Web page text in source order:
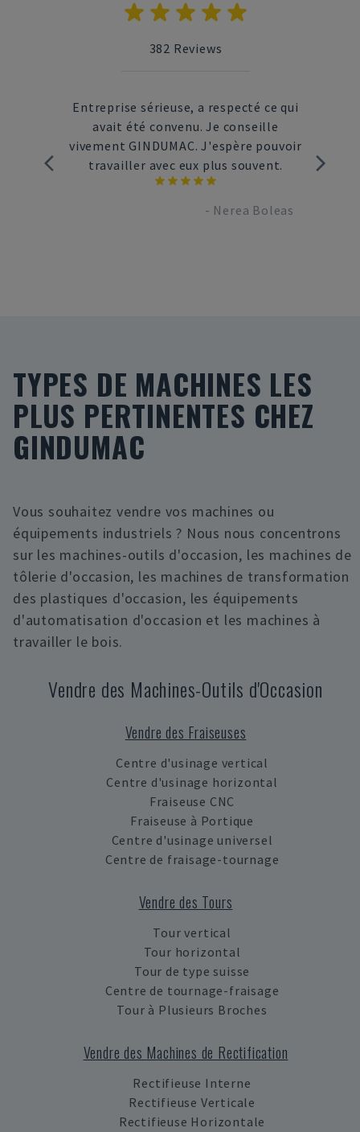
382 Reviews
Entreprise sérieuse, a respecté ce qui
avait été convenu. Je conseille
vivement GINDUMAC. J'espère pouvoir
travailler avec eux plus souvent.
- Nerea Boleas
TYPES DE MACHINES LES
PLUS PERTINENTES CHEZ
GINDUMAC
Vous souhaitez vendre vos machines ou
équipements industriels ? Nous nous concentrons
sur les machines-outils d'occasion, les machines de
tôlerie d'occasion, les machines de transformation
des plastiques d'occasion, les équipements
d'automatisation d'occasion et les machines à
travailler le bois.
Vendre des Machines-Outils d'Occasion
Vendre des Fraiseuses
Centre d'usinage vertical
Centre d'usinage horizontal
Fraiseuse CNC
Fraiseuse à Portique
Centre d'usinage universel
Centre de fraisage-tournage
Vendre des Tours
Tour vertical
Tour horizontal
Tour de type suisse
Centre de tournage-fraisage
Tour à Plusieurs Broches
Vendre des Machines de Rectification
Rectifieuse Interne
Rectifieuse Verticale
Rectifieuse Horizontale